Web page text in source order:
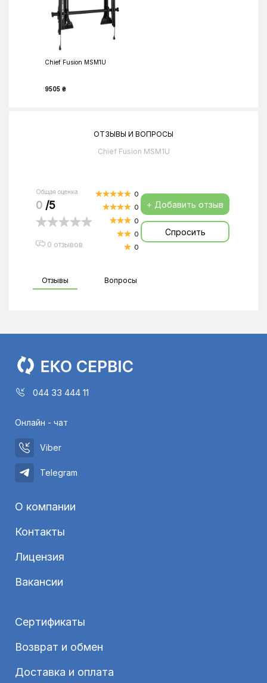
Chief Fusion MSM1U
9505 ₴
ОТЗЫВЫ И ВОПРОСЫ
Chief Fusion MSM1U
Общая оценка
0 /5
0 отзывов
0
0
0
0
0
+ Добавить отзыв
Спросить
Отзывы Вопросы
044 33 444 11
Онлайн - чат
Viber
Telegram
О компании
Контакты
Лицензия
Вакансии
Сертификаты
Возврат и обмен
Доставка и оплата